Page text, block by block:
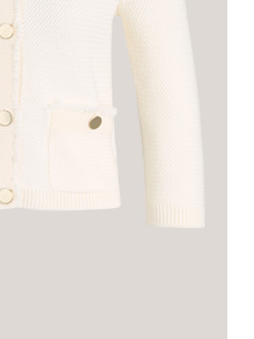
besonders
mit durchgängiger
Details in fransiger Optik
durch feingerippte
erhält durch den
Ärmel ein elegantes